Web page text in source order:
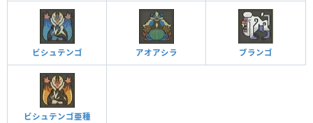
ビシュテンゴ アオアシラ ブランゴ
ビシュテンゴ亜種